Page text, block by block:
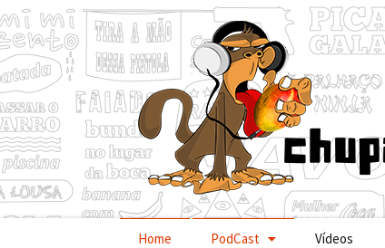
PularHome PodCast Vídeos